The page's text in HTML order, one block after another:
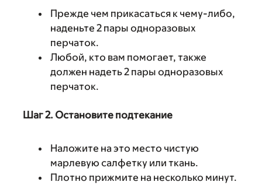
Прежде чем прикасаться к чему-либо,
наденьте 2 пары одноразовых
перчаток.
Любой, кто вам помогает, также
должен надеть 2 пары одноразовых
перчаток.
Шаг 2. Остановите подтекание
Наложите на это место чистую
марлевую салфетку или ткань.
Плотно прижмите на несколько минут.